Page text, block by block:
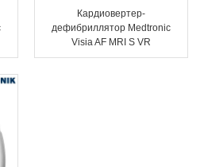
Кардиовертер-
дефибриллятор Medtronic
Visia AF MRI S VR